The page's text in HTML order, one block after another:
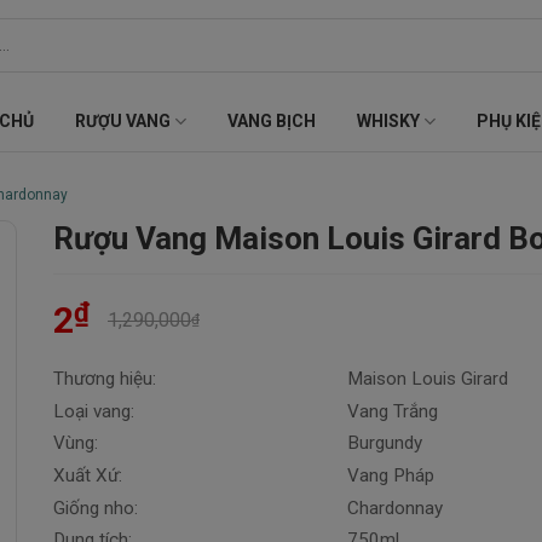
RƯỢU VANG VANG BỊCH WHISKY PHỤ
Rượu Vang Maison Louis Girard
1,290,000₫
2₫
Thương hiệu:
Loại vang:
Vùng:
Xuất Xứ:
Giống nho:
Maison Louis Girard
Vang Trắng
Burgundy
Vang Pháp
Chardonnay